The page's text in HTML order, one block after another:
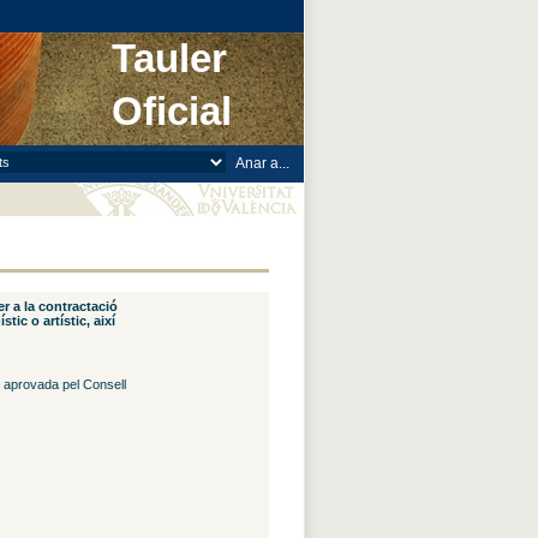
Tauler
Oficial
a la contractació
o artístic, així
pel Consell